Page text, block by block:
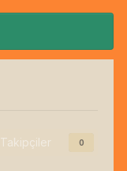
Takipçiler 0